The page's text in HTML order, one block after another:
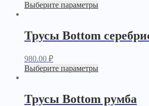
Выберите параметры
Трусы Bottom
980.00 ₽
Выберите параметры
Трусы Bottom румба